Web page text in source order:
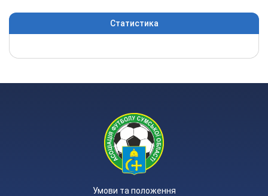
Статистика
Умови та положення